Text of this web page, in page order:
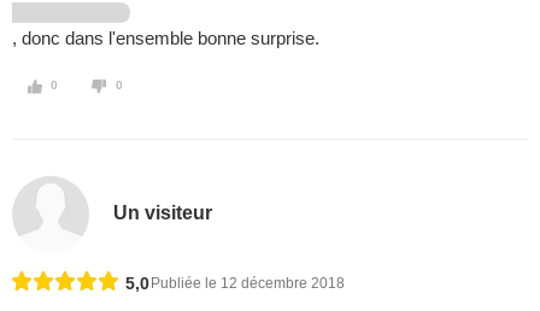
, donc dans l'ensemble bonne surprise.
0 0
Un visiteur
5,0 Publiée le 12 décembre 2018